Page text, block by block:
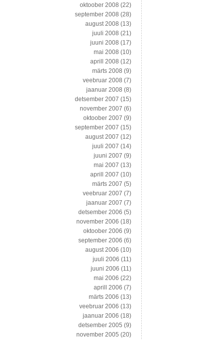
oktoober 2008 (22)
september 2008 (28)
august 2008 (13)
juuli 2008 (21)
juuni 2008 (17)
mai 2008 (10)
aprill 2008 (12)
märts 2008 (9)
veebruar 2008 (7)
jaanuar 2008 (8)
detsember 2007 (15)
november 2007 (6)
oktoober 2007 (9)
september 2007 (15)
august 2007 (12)
juuli 2007 (14)
juuni 2007 (9)
mai 2007 (13)
aprill 2007 (10)
märts 2007 (5)
veebruar 2007 (7)
jaanuar 2007 (7)
detsember 2006 (5)
november 2006 (18)
oktoober 2006 (9)
september 2006 (6)
august 2006 (10)
juuli 2006 (11)
juuni 2006 (11)
mai 2006 (22)
aprill 2006 (7)
märts 2006 (13)
veebruar 2006 (13)
jaanuar 2006 (18)
detsember 2005 (9)
november 2005 (20)